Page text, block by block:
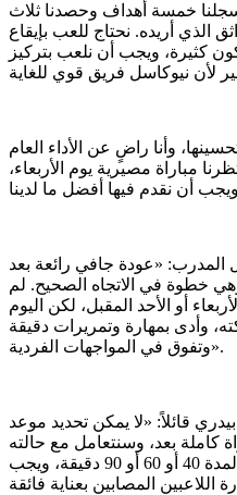
خمسة أهداف وحصدنا ثلاث
الذي أريده. نحتاج للعب بإيقاع
كثيرة، ويجب أن نلعب بتركيز
وأنا راضٍ عن الأداء العام
مباراة مصيرية يوم الأربعاء،
المدرب: «عودة جافي رائعة بعد
خطوة في الاتجاه الصحيح. لم
أو الأحد المقبل، لكن اليوم
وأدى بمهارة وتمريرات دقيقة
وتفوق في المواجهات الفردية».
قائلاً: «لا يمكن تحديد موعد
كاملة بعد، وسنتعامل مع حالته
تدريجياً. أنا سعيد بمشاركته سواء لمدة 40 أو 60 أو 90 دقيقة، ويجب